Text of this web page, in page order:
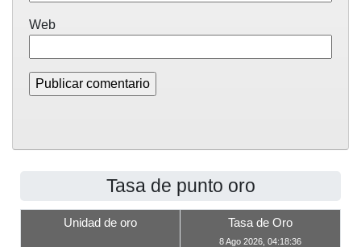
Web
Tasa de punto oro
Unidad de oro Tasa de Oro
8 Ago 2026, 04:18:36